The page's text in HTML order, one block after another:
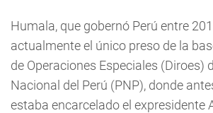
Humala, que gobernó Perú entre
actualmente el único preso de la
de Operaciones Especiales (Diroes)
Nacional del Perú (PNP), donde
estaba encarcelado el expresidente